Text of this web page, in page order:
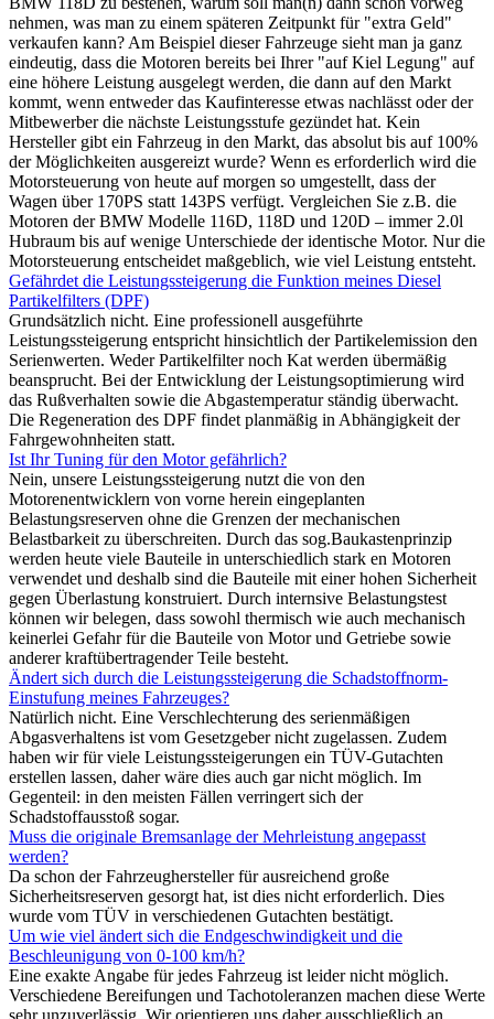
nehmen, was man zu einem späteren Zeitpunkt für "extra Geld"
verkaufen kann? Am Beispiel dieser Fahrzeuge sieht man ja ganz
eindeutig, dass die Motoren bereits bei Ihrer "auf Kiel Legung" auf
eine höhere Leistung ausgelegt werden, die dann auf den Markt
kommt, wenn entweder das Kaufinteresse etwas nachlässt oder der
Mitbewerber die nächste Leistungsstufe gezündet hat. Kein
Hersteller gibt ein Fahrzeug in den Markt, das absolut bis auf 100%
der Möglichkeiten ausgereizt wurde? Wenn es erforderlich wird die
Motorsteuerung von heute auf morgen so umgestellt, dass der
Wagen über 170PS statt 143PS verfügt. Vergleichen Sie z.B. die
Motoren der BMW Modelle 116D, 118D und 120D – immer 2.0l
Hubraum bis auf wenige Unterschiede der identische Motor. Nur die
Motorsteuerung entscheidet maßgeblich, wie viel Leistung entsteht.
Gefährdet die Leistungssteigerung die Funktion meines Diesel
Partikelfilters (DPF)
Grundsätzlich nicht. Eine professionell ausgeführte
Leistungssteigerung entspricht hinsichtlich der Partikelemission den
Serienwerten. Weder Partikelfilter noch Kat werden übermäßig
beansprucht. Bei der Entwicklung der Leistungsoptimierung wird
das Rußverhalten sowie die Abgastemperatur ständig überwacht.
Die Regeneration des DPF findet planmäßig in Abhängigkeit der
Fahrgewohnheiten statt.
Ist Ihr Tuning für den Motor gefährlich?
Nein, unsere Leistungssteigerung nutzt die von den
Motorenentwicklern von vorne herein eingeplanten
Belastungsreserven ohne die Grenzen der mechanischen
Belastbarkeit zu überschreiten. Durch das sog.Baukastenprinzip
werden heute viele Bauteile in unterschiedlich stark en Motoren
verwendet und deshalb sind die Bauteile mit einer hohen Sicherheit
gegen Überlastung konstruiert. Durch internsive Belastungstest
können wir belegen, dass sowohl thermisch wie auch mechanisch
keinerlei Gefahr für die Bauteile von Motor und Getriebe sowie
anderer kraftübertragender Teile besteht.
Ändert sich durch die Leistungssteigerung die Schadstoffnorm-
Einstufung meines Fahrzeuges?
Natürlich nicht. Eine Verschlechterung des serienmäßigen
Abgasverhaltens ist vom Gesetzgeber nicht zugelassen. Zudem
haben wir für viele Leistungssteigerungen ein TÜV-Gutachten
erstellen lassen, daher wäre dies auch gar nicht möglich. Im
Gegenteil: in den meisten Fällen verringert sich der
Schadstoffausstoß sogar.
Muss die originale Bremsanlage der Mehrleistung angepasst
werden?
Da schon der Fahrzeughersteller für ausreichend große
Sicherheitsreserven gesorgt hat, ist dies nicht erforderlich. Dies
wurde vom TÜV in verschiedenen Gutachten bestätigt.
Um wie viel ändert sich die Endgeschwindigkeit und die
Beschleunigung von 0-100 km/h?
Eine exakte Angabe für jedes Fahrzeug ist leider nicht möglich.
Verschiedene Bereifungen und Tachotoleranzen machen diese Werte
sehr unzuverlässig. Wir orientieren uns daher ausschließlich an